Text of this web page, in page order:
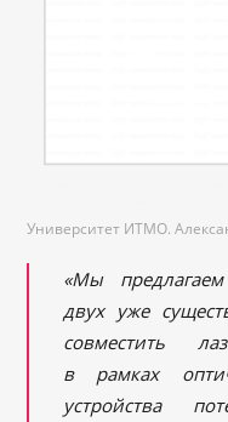
Университет ИТМО.
«Мы
двух уже
совместить
в рамках
устройства